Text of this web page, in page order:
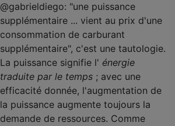
@gabrieldiego: "une puissance
supplémentaire ... vient au prix d'une
consommation de carburant
supplémentaire", c'est une tautologie.
La puissance signifie l' énergie
traduite par le temps ; avec une
efficacité donnée, l'augmentation de
la puissance augmente toujours la
demande de ressources. Comme